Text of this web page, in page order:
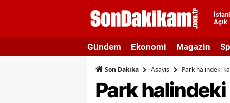
Açık
Gündem Ekonomi Magazin
Son Dakika Asayiş Park halindeki
Park halindeki